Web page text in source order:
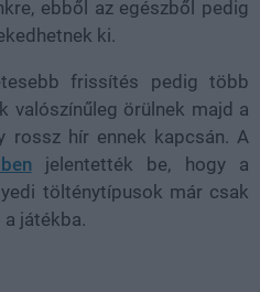
ebből az egészből pedig
ki.
frissítés pedig több
valószínűleg örülnek majd a
rossz hír ennek kapcsán. A
jelentették be, hogy a
tölténytípusok már csak
játékba.